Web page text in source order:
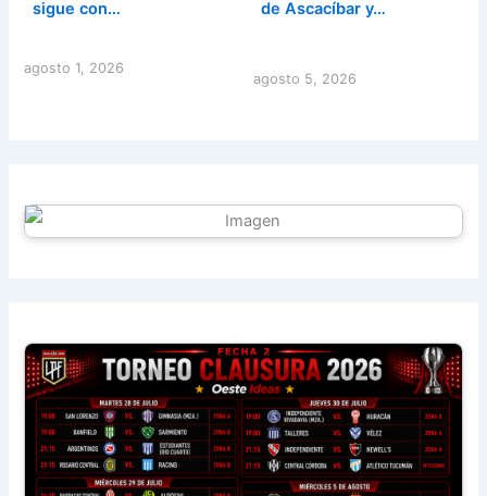
sigue con…
agosto 1, 2026
de Ascacíbar y…
agosto 5, 2026